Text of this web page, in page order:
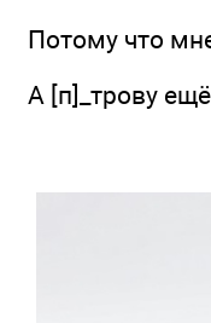
Потому что
А [п]_трову